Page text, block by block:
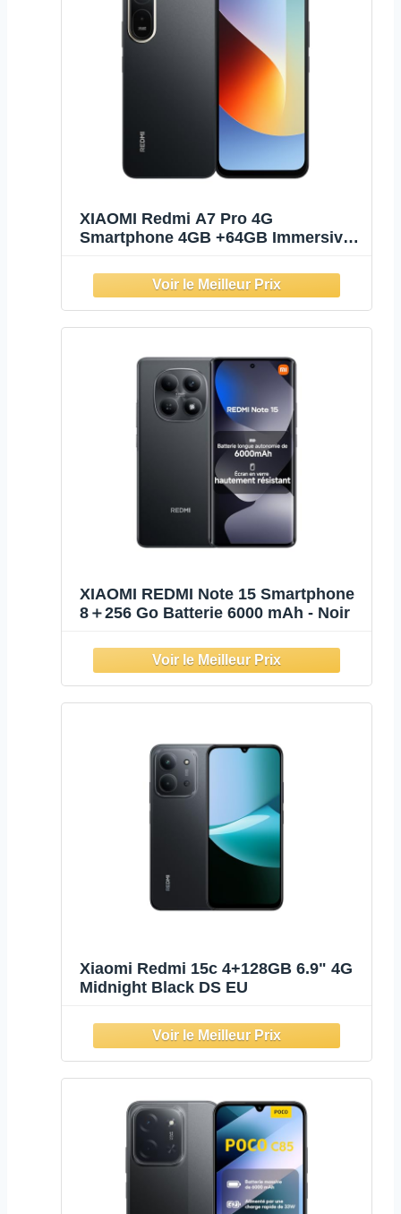
XIAOMI Redmi A7 Pro 4G
Smartphone 4GB +64GB Immersive
Battery Powerful Octa-Core
Processor, Charger Included (Black)
XIAOMI REDMI Note 15 Smartphone
8＋256 Go Batterie 6000 mAh - Noir
Xiaomi Redmi 15c 4+128GB 6.9" 4G
Midnight Black DS EU